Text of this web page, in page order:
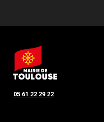
05 61 22 29 22